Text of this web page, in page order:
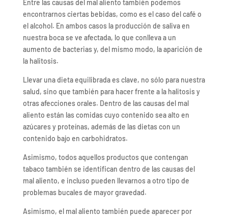
Entre las causas del mal aliento también podemos
encontrarnos ciertas bebidas, como es el caso del café o
el alcohol. En ambos casos la producción de saliva en
nuestra boca se ve afectada, lo que conlleva a un
aumento de bacterias y, del mismo modo, la aparición de
la halitosis.
Llevar una dieta equilibrada es clave, no sólo para nuestra
salud, sino que también para hacer frente a la halitosis y
otras afecciones orales. Dentro de las causas del mal
aliento están las comidas cuyo contenido sea alto en
azúcares y proteínas, además de las dietas con un
contenido bajo en carbohidratos.
Asimismo, todos aquellos productos que contengan
tabaco también se identifican dentro de las causas del
mal aliento, e incluso pueden llevarnos a otro tipo de
problemas bucales de mayor gravedad.
Asimismo, el mal aliento también puede aparecer por